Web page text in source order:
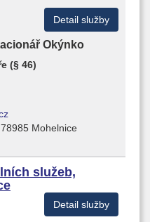
Detail služby
Okýnko
(§ 46)
Mohelnice
služeb,
Detail služby